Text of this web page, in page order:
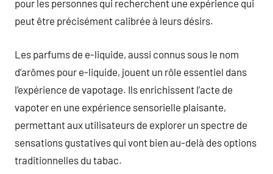
pour les personnes qui recherchent une expérience qui
peut être précisément calibrée à leurs désirs.
Les parfums de e-liquide, aussi connus sous le nom
d’arômes pour e-liquide, jouent un rôle essentiel dans
l’expérience de vapotage. Ils enrichissent l’acte de
vapoter en une expérience sensorielle plaisante,
permettant aux utilisateurs de explorer un spectre de
sensations gustatives qui vont bien au-delà des options
traditionnelles du tabac.